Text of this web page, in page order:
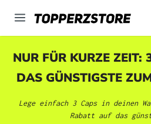
springen
NUR FÜR KURZE ZEIT:
DAS GÜNSTIGSTE
Lege einfach 3 Caps in deinen
Rabatt auf das